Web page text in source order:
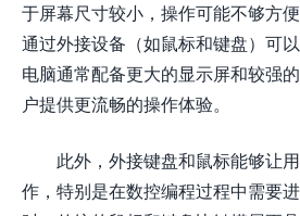
于屏幕尺寸较小，操作可能不够方
通过外接设备（如鼠标和键盘）可
电脑通常配备更大的显示屏和较强
户提供更流畅的操作体验。
此外，外接键盘和鼠标能够让
作，特别是在数控编程过程中需要